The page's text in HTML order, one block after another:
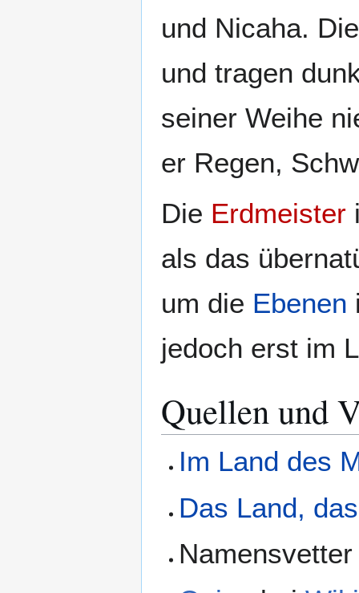
und Nicaha.
und tragen
seiner Weihe
er Regen,
Die Erdmeister
als das
um die Ebenen
jedoch erst im
Quellen und
Im Land des
Das Land,